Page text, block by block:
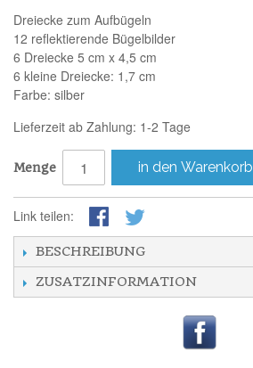
Dreiecke zum Aufbügeln
12 reflektierende Bügelbilder
6 Dreiecke 5 cm x 4,5 cm
6 kleine Dreiecke: 1,7 cm
Farbe: silber
Lieferzeit ab Zahlung: 1-2 Tage
Menge in den Warenkorb
Link teilen:
BESCHREIBUNG
ZUSATZINFORMATION